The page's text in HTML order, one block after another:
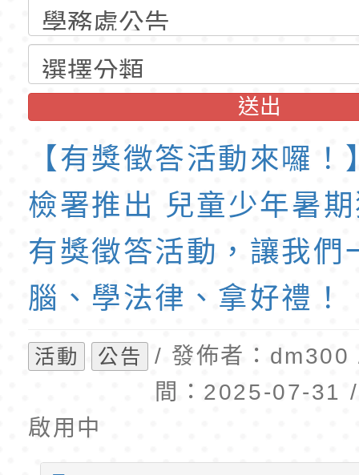
教師韌性
程」
轉農業部桃園區農業
「115年食農教育專
訓練課程」，歡迎已
育專業人員資格者報
錄取公告-桃園市桃
民小學115學年度「
理人員」甄選
東門國小115學年度
梯特教代課教師甄選
公告(尚有缺額)
送出
【有獎徵答活動來囉
檢署推出 兒童少年暑
有獎徵答活動，讓我們
腦、學法律、拿好禮！
活動 公告
/ 發佈者：dm300
間：2025-07-31
啟用中